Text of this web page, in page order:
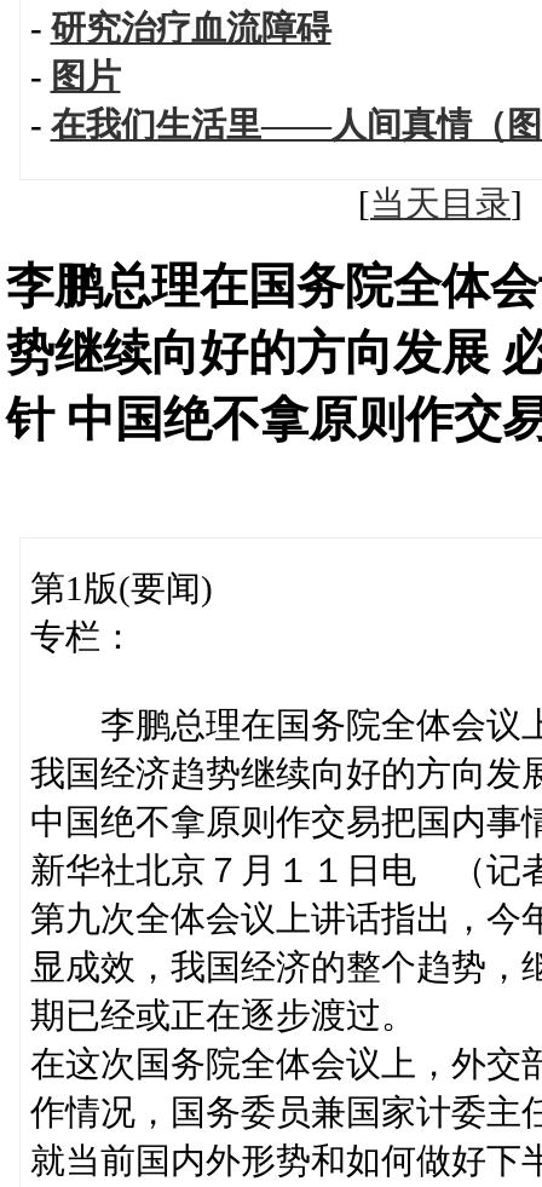
- 研究治疗血流障碍
- 图片
- 在我们生活里——人间真情（
[当天目录
李鹏总理在国务院全体
势继续向好的方向发展
针 中国绝不拿原则作交
第1版(要闻)
专栏：
李鹏总理在国务院全体会议
我国经济趋势继续向好的方向发
中国绝不拿原则作交易把国内事
新华社北京７月１１日电 （记
第九次全体会议上讲话指出，今
显成效，我国经济的整个趋势，
期已经或正在逐步渡过。
在这次国务院全体会议上，外交
作情况，国务委员兼国家计委主
就当前国内外形势和如何做好下